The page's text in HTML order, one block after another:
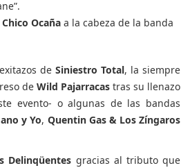
Chico Ocaña a la cabeza de la banda
de Siniestro Total, la siempre
de Wild Pajarracas tras su llenazo
evento- o algunas de las bandas
y Yo, Quentin Gas & Los Zíngaros
Delinqüentes gracias al tributo que